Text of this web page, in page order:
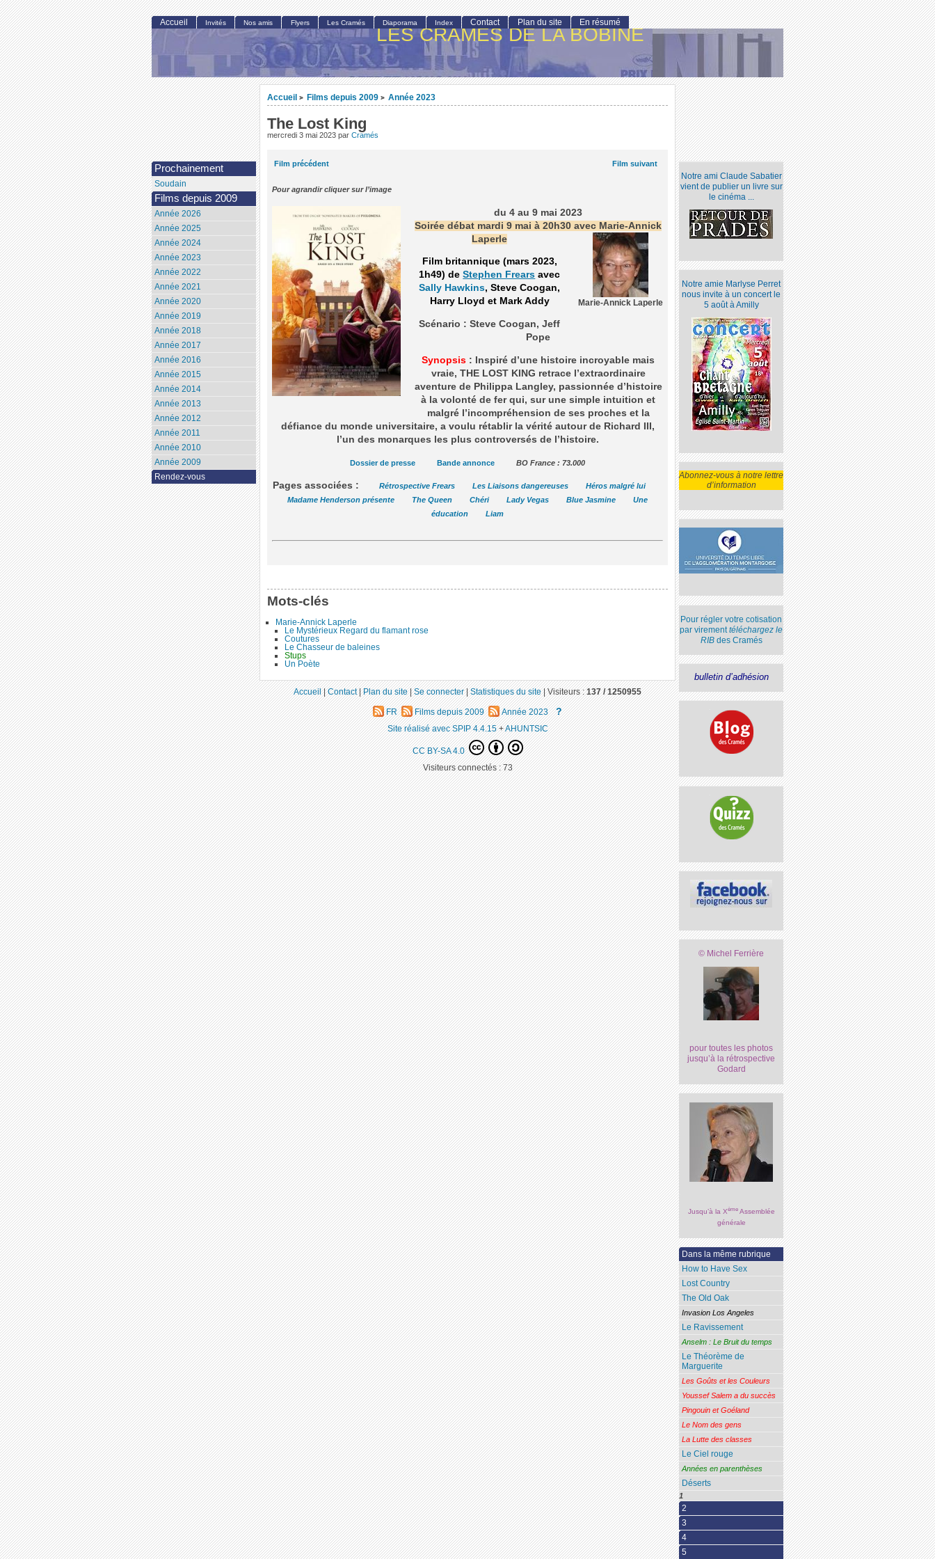
LES CRAMÉS DE LA BOBINE
Accueil > Films depuis 2009 > Année 2023
The Lost King
mercredi 3 mai 2023 par Cramés
Film précédent Film suivant
Pour agrandir cliquer sur l’image
du 4 au 9 mai 2023
Soirée débat mardi 9 mai à 20h30 avec Marie-Annick
Laperle
Marie-Annick Laperle
Film britannique (mars 2023,
1h49) deStephen Frears avec
Sally Hawkins, Steve Coogan,
Harry Lloyd et Mark Addy
Scénario : Steve Coogan, Jeff
Pope
Synopsis : Inspiré d’une histoire incroyable mais
vraie, THE LOST KING retrace l’extraordinaire
aventure de Philippa Langley, passionnée d’histoire
à la volonté de fer qui, sur une simple intuition et
malgré l’incompréhension de ses proches et la
défiance du monde universitaire, a voulu rétablir la vérité autour de Richard III,
l’un des monarques les plus controversés de l’histoire.
Dossier de presse Bande annonce BO France : 73.000
Pages associées : Rétrospective Frears Les Liaisons dangereuses
Héros malgré lui
Madame Henderson présente
The Queen Chéri Lady Vegas Blue Jasmine
Une
éducation
Liam
Mots-clés
Marie-Annick Laperle
Le Mystérieux Regard du flamant rose
Coutures
Le Chasseur de baleines
Stups
Un Poète
Notre ami Claude Sabatier
vient de publier un livre sur
le cinéma ...
Notre amie Marlyse Perret
nous invite à un concert le
5 août à Amilly
Abonnez-vous à notre lettre
d’information
Pour régler votre cotisation
par virementtéléchargez le
RIBdes Cramés
bulletin d’adhésion
© Michel Ferrière
pour toutes les photos
jusqu’à la rétrospective
Godard
Jusqu’à la XèmeAssemblée
générale
Dans la même rubrique
How to Have Sex
Lost Country
The Old Oak
Invasion Los Angeles
Le Ravissement
Anselm : Le Bruit du temps
Le Théorème de
Marguerite
Les Goûts et les Couleurs
Youssef Salem a du succès
Pingouin et Goéland
Le Nom des gens
La Lutte des classes
Le Ciel rouge
Années en parenthèses
Déserts
1
2
3
4
5
Accueil Invités Nos amis Flyers Les Cramés Diaporama Index Contact Plan du site En résumé
Prochainement
Soudain
Films depuis 2009
Année 2026
Année 2025
Année 2024
Année 2023
Année 2022
Année 2021
Année 2020
Année 2019
Année 2018
Année 2017
Année 2016
Année 2015
Année 2014
Année 2013
Année 2012
Année 2011
Année 2010
Année 2009
Rendez-vous
Accueil|Contact|Plan du site|Se connecter|Statistiques du site|Visiteurs :137 / 1250955
FR Films depuis 2009 Année 2023 ?
Site réalisé avec SPIP 4.4.15+AHUNTSIC
CC BY-SA 4.0
Visiteurs connectés :73